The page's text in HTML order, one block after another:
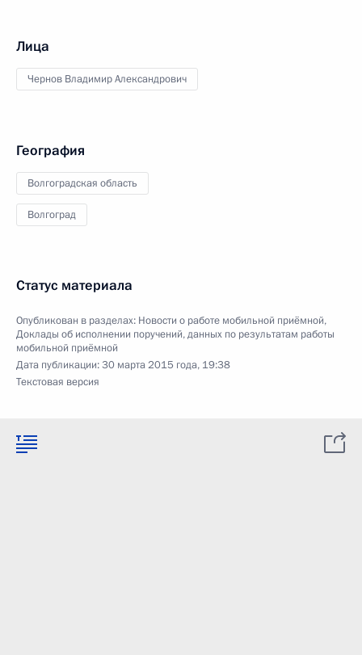
Лица
Чернов Владимир Александрович
География
Волгоградская область
Волгоград
Статус материала
Опубликован в разделах: Новости о работе мобильной приёмной,
Доклады об исполнении поручений, данных по результатам работы
мобильной приёмной
Дата публикации:30 марта 2015 года, 19:38
Текстовая версия